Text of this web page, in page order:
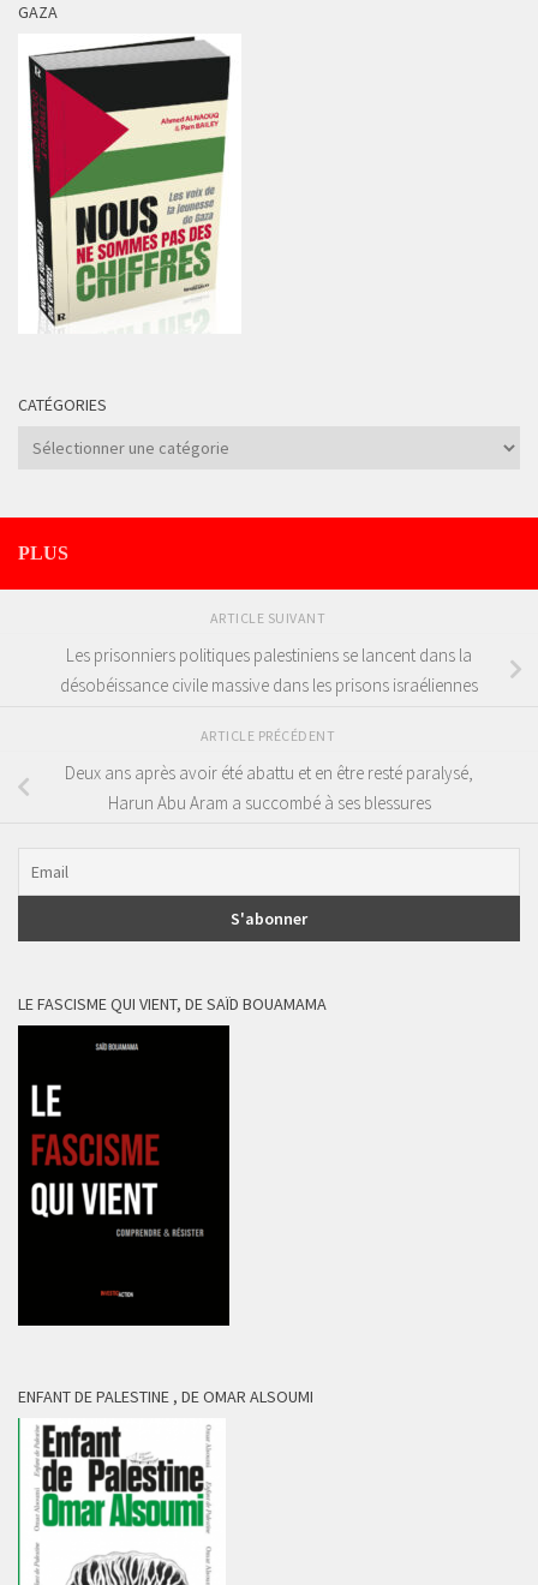
GAZA
CATÉGORIES
Catégories
PLUS
ARTICLE SUIVANT
Les prisonniers politiques palestiniens se lancent dans la
désobéissance civile massive dans les prisons israéliennes
ARTICLE PRÉCÉDENT
Deux ans après avoir été abattu et en être resté paralysé,
Harun Abu Aram a succombé à ses blessures
LE FASCISME QUI VIENT, DE SAÏD BOUAMAMA
ENFANT DE PALESTINE , DE OMAR ALSOUMI